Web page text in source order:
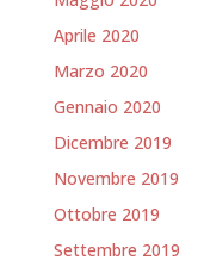
Aprile 2020
Marzo 2020
Gennaio 2020
Dicembre 2019
Novembre 2019
Ottobre 2019
Settembre 2019